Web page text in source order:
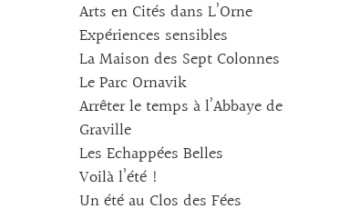
Arts en Cités dans L’Orne
Expériences sensibles
La Maison des Sept Colonnes
Le Parc Ornavik
Arrêter le temps à l’Abbaye de
Graville
Les Echappées Belles
Voilà l’été !
Un été au Clos des Fées